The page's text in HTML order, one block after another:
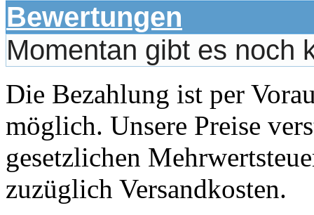
Bewertungen
Momentan gibt es noch
Die Bezahlung ist per
möglich. Unsere Preise
gesetzlichen
zuzüglich Versandkosten.